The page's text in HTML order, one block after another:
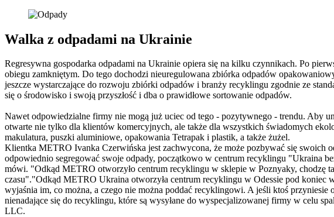
Walka z odpadami na Ukrainie
Regresywna gospodarka odpadami na Ukrainie opiera się na kilku czynnikach. Po
obiegu zamkniętym. Do tego dochodzi nieuregulowana zbiórka odpadów
jeszcze wystarczające do rozwoju zbiórki odpadów i branży recyklingu zgodnie ze
się o środowisko i swoją przyszłość i dba o prawidłowe sortowanie odpadów.
Nawet odpowiedzialne firmy nie mogą już uciec od tego - pozytywnego - trendu. Aby
otwarte nie tylko dla klientów komercyjnych, ale także dla wszystkich świadomych
makulatura, puszki aluminiowe, opakowania Tetrapak i plastik, a także żużel.
Klientka METRO Ivanka Czerwińska jest zachwycona, że może pozbywać się swoich
odpowiednio segregować swoje odpady, początkowo w centrum recyklingu "Ukraina
mówi. "Odkąd METRO otworzyło centrum recyklingu w sklepie w Poznyaky, chodzę
czasu"."Odkąd METRO Ukraina otworzyła centrum recyklingu w Odessie pod koniec
wyjaśnia im, co można, a czego nie można poddać recyklingowi. A jeśli ktoś
nienadające się do recyklingu, które są wysyłane do wyspecjalizowanej firmy w celu
LLC.